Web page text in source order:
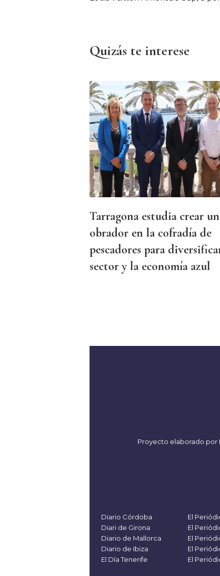
Quizás te interese
Tarragona estudia crear un
obrador en la cofradía de
pescadores para
sector y la economía azul
Proyecto elaborado por
Diario Córdoba
Diari de Girona
Diario de Mallorca
Diario de Ibiza
El Día Tenerife
El
El
El
El
El